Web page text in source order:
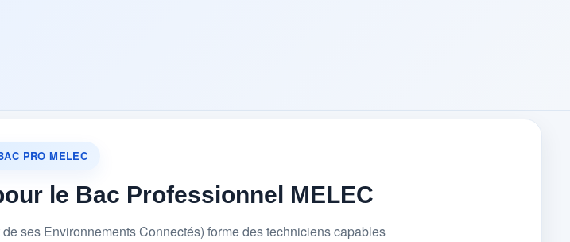
PRO MELEC
le Bac Professionnel MELEC
ses Environnements Connectés) forme des techniciens capables